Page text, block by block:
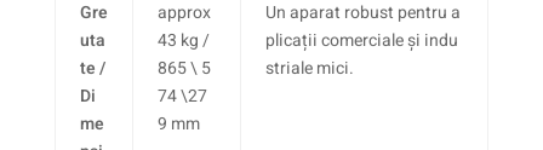
Gre
uta
te /
Di
me
approx
43 kg /
865 \ 5
74 \27
9 mm
Un aparat robust pentru a
plicații comerciale și indu
striale mici.